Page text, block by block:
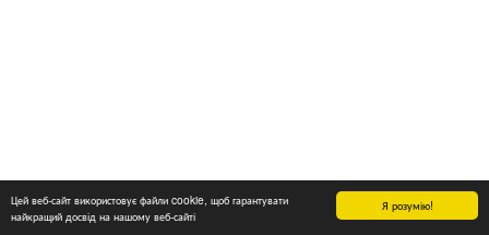
Я розумію!
Цей веб-сайт використовує файли cookie, щоб гарантувати
найкращий досвід на нашому веб-сайті